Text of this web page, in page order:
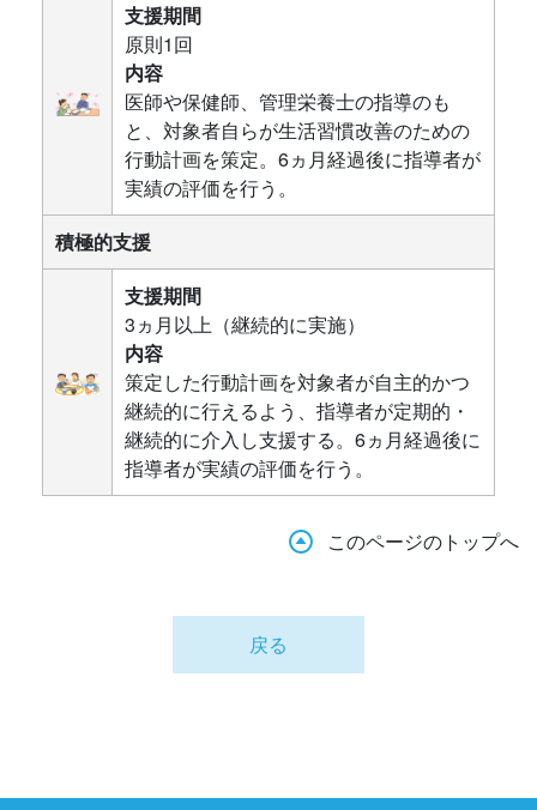
支援期間
原則1回
内容
医師や保健師、管理栄養士の指導のも
と、対象者自らが生活習慣改善のための
行動計画を策定。6ヵ月経過後に指導者が
実績の評価を行う。
積極的支援
支援期間
3ヵ月以上（継続的に実施）
内容
策定した行動計画を対象者が自主的かつ
継続的に行えるよう、指導者が定期的・
継続的に介入し支援する。6ヵ月経過後に
指導者が実績の評価を行う。
このページのトップへ
戻る